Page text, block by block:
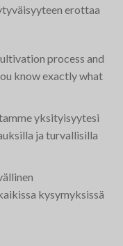
erottaa
process and
know exactly what
yksityisyytesi
ja turvallisilla
kysymyksissä